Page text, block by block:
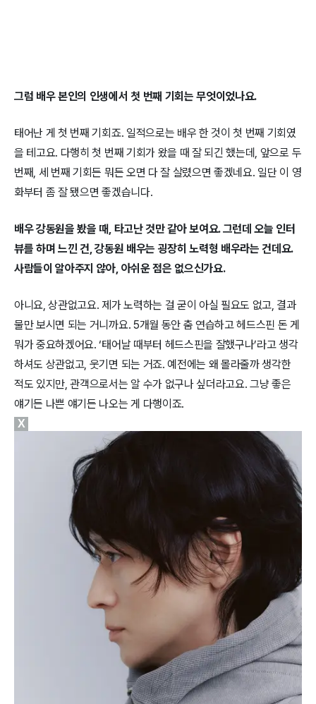
그럼 배우 본인의 인생에서 첫 번째 기회는 무엇이었나요.
태어난 게 첫 번째 기회죠. 일적으로는 배우 한 것이 첫 번째 기회였
을 테고요. 다행히 첫 번째 기회가 왔을 때 잘 되긴 했는데, 앞으로 두
번째, 세 번째 기회든 뭐든 오면 다 잘 살렸으면 좋겠네요. 일단 이 영
화부터 좀 잘 됐으면 좋겠습니다.
배우 강동원을 봤을 때, 타고난 것만 같아 보여요. 그런데 오늘 인터
뷰를 하며 느낀 건, 강동원 배우는 굉장히 노력형 배우라는 건데요.
사람들이 알아주지 않아, 아쉬운 점은 없으신가요.
아니요, 상관없고요. 제가 노력하는 걸 굳이 아실 필요도 없고, 결과
물만 보시면 되는 거니까요. 5개월 동안 춤 연습하고 헤드스핀 돈 게
뭐가 중요하겠어요. ‘태어날 때부터 헤드스핀을 잘했구나’라고 생각
하셔도 상관없고, 웃기면 되는 거죠. 예전에는 왜 몰라줄까 생각한
적도 있지만, 관객으로서는 알 수가 없구나 싶더라고요. 그냥 좋은
얘기든 나쁜 얘기든 나오는 게 다행이죠.
X